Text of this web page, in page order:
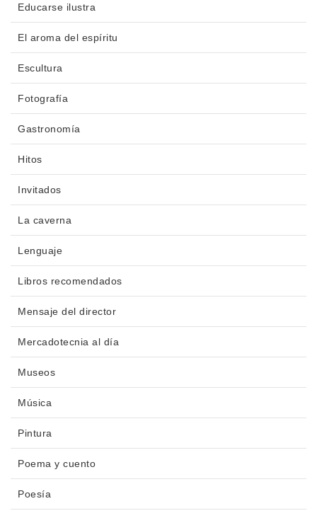
Educarse ilustra
El aroma del espíritu
Escultura
Fotografía
Gastronomía
Hitos
Invitados
La caverna
Lenguaje
Libros recomendados
Mensaje del director
Mercadotecnia al día
Museos
Música
Pintura
Poema y cuento
Poesía